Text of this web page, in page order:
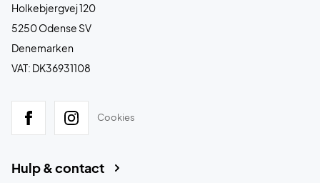
Holkebjergvej 120
5250 Odense SV
Denemarken
VAT: DK36931108
Cookies
Hulp & contact